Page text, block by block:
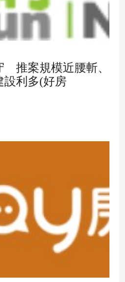
推案規模近腰斬、
設利多(好房